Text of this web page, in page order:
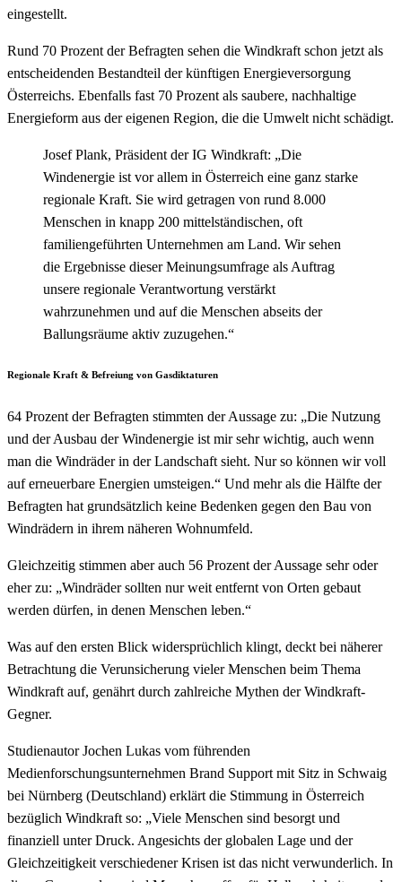
eingestellt.
Rund 70 Prozent der Befragten sehen die Windkraft schon jetzt als
entscheidenden Bestandteil der künftigen Energieversorgung
Österreichs. Ebenfalls fast 70 Prozent als saubere, nachhaltige
Energieform aus der eigenen Region, die die Umwelt nicht schädigt.
Josef Plank, Präsident der IG Windkraft: „Die
Windenergie ist vor allem in Österreich eine ganz starke
regionale Kraft. Sie wird getragen von rund 8.000
Menschen in knapp 200 mittelständischen, oft
familiengeführten Unternehmen am Land. Wir sehen
die Ergebnisse dieser Meinungsumfrage als Auftrag
unsere regionale Verantwortung verstärkt
wahrzunehmen und auf die Menschen abseits der
Ballungsräume aktiv zuzugehen.“
Regionale Kraft & Befreiung von Gasdiktaturen
64 Prozent der Befragten stimmten der Aussage zu: „Die Nutzung
und der Ausbau der Windenergie ist mir sehr wichtig, auch wenn
man die Windräder in der Landschaft sieht. Nur so können wir voll
auf erneuerbare Energien umsteigen.“ Und mehr als die Hälfte der
Befragten hat grundsätzlich keine Bedenken gegen den Bau von
Windrädern in ihrem näheren Wohnumfeld.
Gleichzeitig stimmen aber auch 56 Prozent der Aussage sehr oder
eher zu: „Windräder sollten nur weit entfernt von Orten gebaut
werden dürfen, in denen Menschen leben.“
Was auf den ersten Blick widersprüchlich klingt, deckt bei näherer
Betrachtung die Verunsicherung vieler Menschen beim Thema
Windkraft auf, genährt durch zahlreiche Mythen der Windkraft-
Gegner.
Studienautor Jochen Lukas vom führenden
Medienforschungsunternehmen Brand Support mit Sitz in Schwaig
bei Nürnberg (Deutschland) erklärt die Stimmung in Österreich
bezüglich Windkraft so: „Viele Menschen sind besorgt und
finanziell unter Druck. Angesichts der globalen Lage und der
Gleichzeitigkeit verschiedener Krisen ist das nicht verwunderlich. In